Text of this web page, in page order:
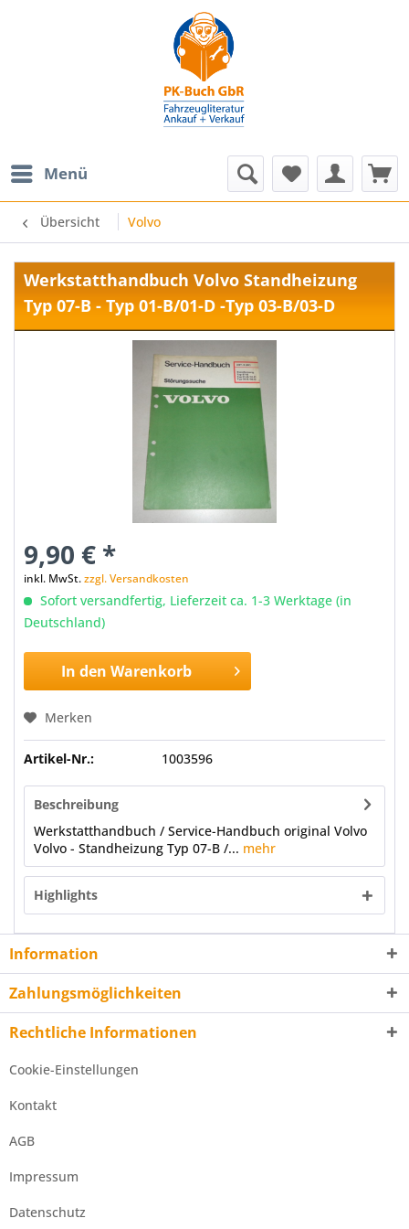
Menü
Übersicht Volvo
Werkstatthandbuch Volvo Standheizung
Typ 07-B - Typ 01-B/01-D -Typ 03-B/03-D
9,90 € *
inkl. MwSt.zzgl. Versandkosten
Sofort versandfertig, Lieferzeit ca. 1-3 Werktage (in
Deutschland)
In den Warenkorb
Merken
Artikel-Nr.: 1003596
Beschreibung
Werkstatthandbuch / Service-Handbuch original Volvo
Volvo - Standheizung Typ 07-B /... mehr
Highlights
Information
Zahlungsmöglichkeiten
Rechtliche Informationen
Cookie-Einstellungen
Kontakt
AGB
Impressum
Datenschutz